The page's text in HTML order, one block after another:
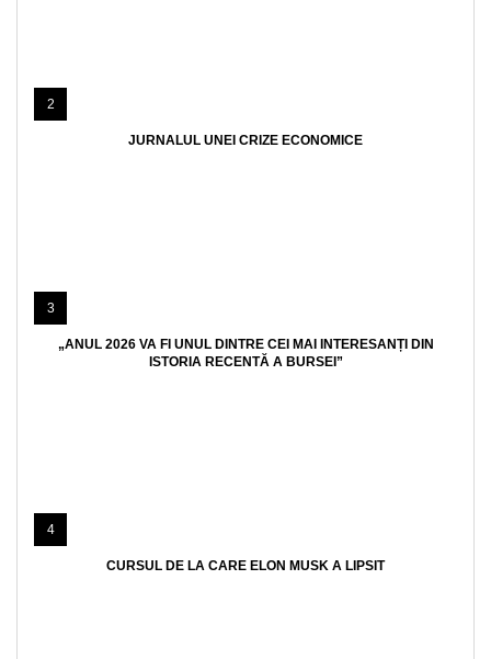
2
JURNALUL UNEI CRIZE ECONOMICE
3
„ANUL 2026 VA FI UNUL DINTRE CEI MAI INTERESANȚI DIN
ISTORIA RECENTĂ A BURSEI”
4
CURSUL DE LA CARE ELON MUSK A LIPSIT